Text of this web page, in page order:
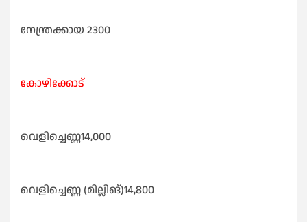
നേന്ത്രക്കായ 2300
കോഴിക്കോട്
വെളിച്ചെണ്ണ14,000
വെളിച്ചെണ്ണ (മില്ലിങ്)14,800